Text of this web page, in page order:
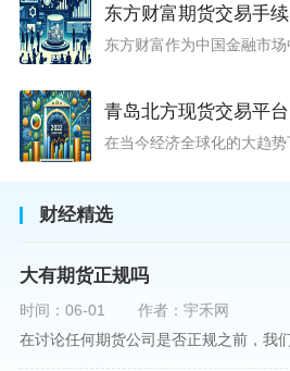
东方财富期货交易手
青岛北方现货交易平
财经精选
大有期货正规吗
时间：06-01
作者：宇禾网